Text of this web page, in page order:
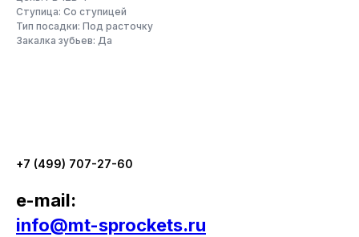
Ступица: Со ступицей
Тип посадки: Под расточку
Закалка зубьев: Да
+7 (499) 707-27-60
e-mail:
info@mt-sprockets.ru